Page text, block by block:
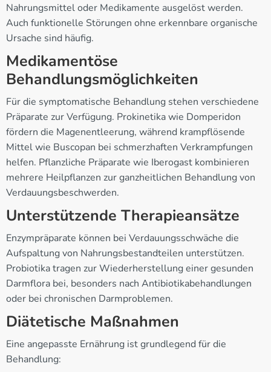
Nahrungsmittel oder Medikamente ausgelöst werden.
Auch funktionelle Störungen ohne erkennbare organische
Ursache sind häufig.
Medikamentöse
Behandlungsmöglichkeiten
Für die symptomatische Behandlung stehen verschiedene
Präparate zur Verfügung. Prokinetika wie Domperidon
fördern die Magenentleerung, während krampflösende
Mittel wie Buscopan bei schmerzhaften Verkrampfungen
helfen. Pflanzliche Präparate wie Iberogast kombinieren
mehrere Heilpflanzen zur ganzheitlichen Behandlung von
Verdauungsbeschwerden.
Unterstützende Therapieansätze
Enzympräparate können bei Verdauungsschwäche die
Aufspaltung von Nahrungsbestandteilen unterstützen.
Probiotika tragen zur Wiederherstellung einer gesunden
Darmflora bei, besonders nach Antibiotikabehandlungen
oder bei chronischen Darmproblemen.
Diätetische Maßnahmen
Eine angepasste Ernährung ist grundlegend für die
Behandlung: